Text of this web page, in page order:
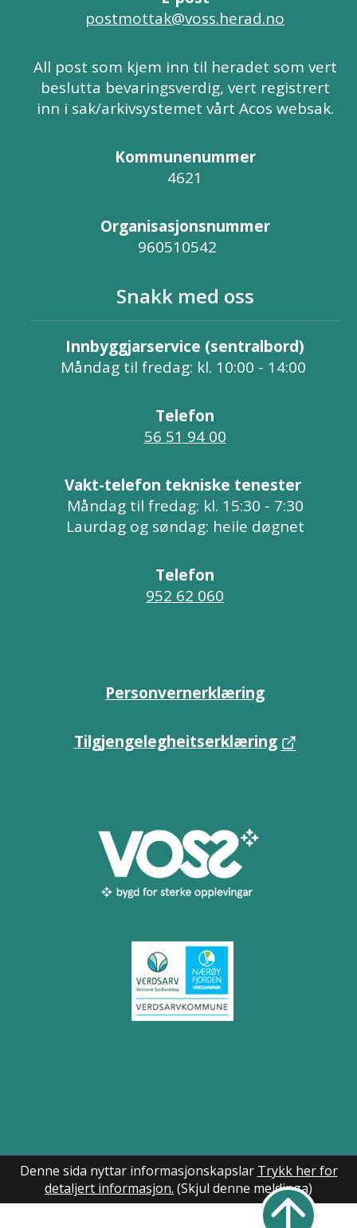
postmottak@voss.herad.no
All post som kjem inn til heradet som vert
beslutta bevaringsverdig, vert registrert
inn i sak/arkivsystemet vårt Acos websak.
Kommunenummer
4621
Organisasjonsnummer
960510542
Snakk med oss
Innbyggjarservice (sentralbord)
Måndag til fredag: kl. 10:00 - 14:00
Telefon
56 51 94 00
Vakt-telefon tekniske tenester
Måndag til fredag: kl. 15:30 - 7:30
Laurdag og søndag: heile døgnet
Telefon
952 62 060
Personvernerklæring
Tilgjengelegheitserklæring
Denne sida nyttar informasjonskapslar Trykk her for
detaljert informasjon. (Skjul denne meldinga)